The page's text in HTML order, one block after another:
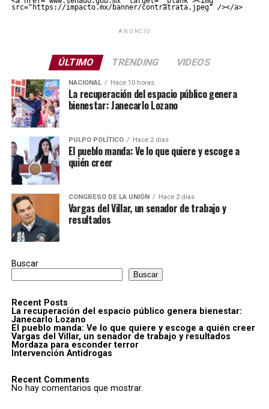
src="https://impacto.mx/banner/contratrata.jpeg" /></a>
ANUNCIO
ÚLTIMO TRENDING VIDEOS
NACIONAL Hace 10 horas
La recuperación del espacio público genera
bienestar: Janecarlo Lozano
PULPO POLÍTICO Hace 2 días
El pueblo manda: Ve lo que quiere y escoge a
quién creer
CONGRESO DE LA UNIÓN Hace 2 días
Vargas del Villar, un senador de trabajo y
resultados
Buscar
Buscar
Recent Posts
La recuperación del espacio público genera bienestar:
Janecarlo Lozano
El pueblo manda: Ve lo que quiere y escoge a quién creer
Vargas del Villar, un senador de trabajo y resultados
Mordaza para esconder terror
Intervención Antidrogas
Recent Comments
No hay comentarios que mostrar.